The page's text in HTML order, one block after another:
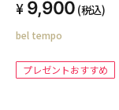
9,900 (税込)
bel tempo
プレゼントおすすめ